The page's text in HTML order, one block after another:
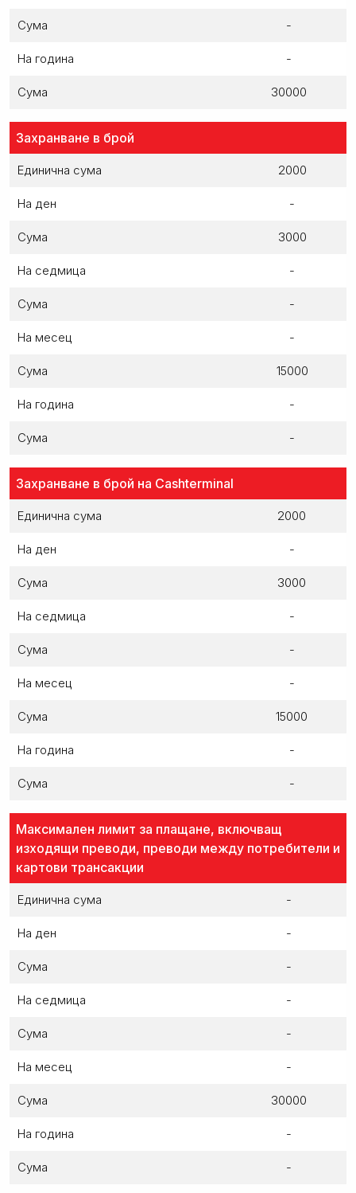
Сума -
На година -
Сума 30000
Захранване в брой
Единична сума 2000
На ден -
Сума 3000
На седмица -
Сума -
На месец -
Сума 15000
На година -
Сума -
Захранване в брой на Cashterminal
Единична сума 2000
На ден -
Сума 3000
На седмица -
Сума -
На месец -
Сума 15000
На година -
Сума -
Максимален лимит за плащане, включващ
изходящи преводи, преводи между потребители и
картови трансакции
Единична сума -
На ден -
Сума -
На седмица -
Сума -
На месец -
Сума 30000
На година -
Сума -